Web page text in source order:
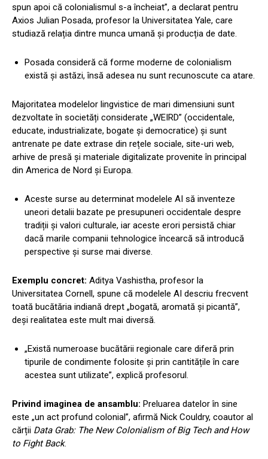
spun apoi că colonialismul s-a încheiat”, a declarat pentru
Axios Julian Posada, profesor la Universitatea Yale, care
studiază relația dintre munca umană și producția de date.
Posada consideră că forme moderne de colonialism
există și astăzi, însă adesea nu sunt recunoscute ca atare.
Majoritatea modelelor lingvistice de mari dimensiuni sunt
dezvoltate în societăți considerate „WEIRD” (occidentale,
educate, industrializate, bogate și democratice) și sunt
antrenate pe date extrase din rețele sociale, site-uri web,
arhive de presă și materiale digitalizate provenite în principal
din America de Nord și Europa.
Aceste surse au determinat modelele AI să inventeze
uneori detalii bazate pe presupuneri occidentale despre
tradiții și valori culturale, iar aceste erori persistă chiar
dacă marile companii tehnologice încearcă să introducă
perspective și surse mai diverse.
Exemplu concret: Aditya Vashistha, profesor la
Universitatea Cornell, spune că modelele AI descriu frecvent
toată bucătăria indiană drept „bogată, aromată și picantă”,
deși realitatea este mult mai diversă.
„Există numeroase bucătării regionale care diferă prin
tipurile de condimente folosite și prin cantitățile în care
acestea sunt utilizate”, explică profesorul.
Privind imaginea de ansamblu: Preluarea datelor în sine
este „un act profund colonial”, afirmă Nick Couldry, coautor al
cărții Data Grab: The New Colonialism of Big Tech and How
to Fight Back.